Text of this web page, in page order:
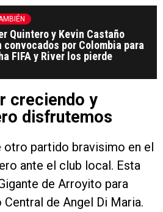
Quintero y Kevin Castaño
convocados por Colombia para
FIFA y River los pierde
creciendo y
disfrutemos
otro partido bravisimo en el
ante el club local. Esta
de Arroyito para
de Angel Di Maria.